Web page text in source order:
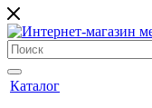
Каталог